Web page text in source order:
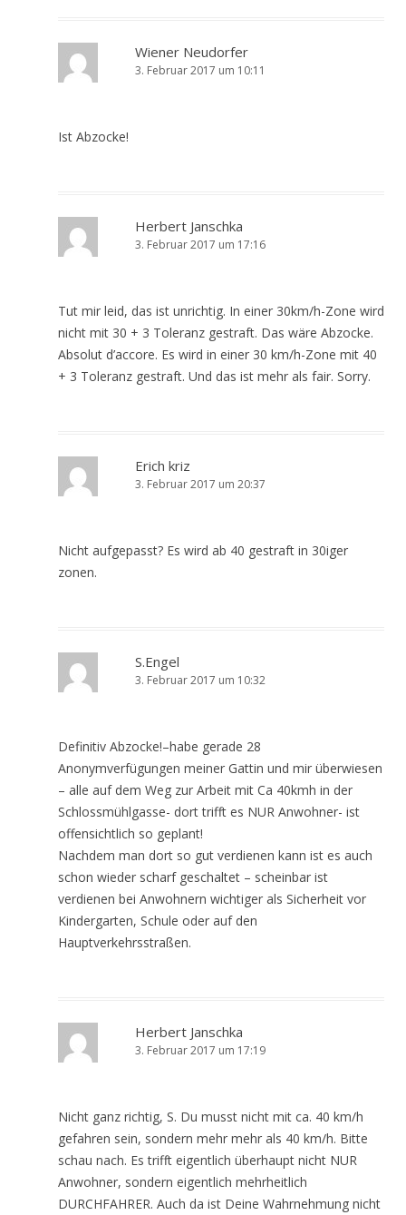
Wiener Neudorfer
3. Februar 2017 um 10:11
Ist Abzocke!
Herbert Janschka
3. Februar 2017 um 17:16
Tut mir leid, das ist unrichtig. In einer 30km/h-Zone wird
nicht mit 30 + 3 Toleranz gestraft. Das wäre Abzocke.
Absolut d’accore. Es wird in einer 30 km/h-Zone mit 40
+ 3 Toleranz gestraft. Und das ist mehr als fair. Sorry.
Erich kriz
3. Februar 2017 um 20:37
Nicht aufgepasst? Es wird ab 40 gestraft in 30iger
zonen.
S.Engel
3. Februar 2017 um 10:32
Definitiv Abzocke!–habe gerade 28
Anonymverfügungen meiner Gattin und mir überwiesen
– alle auf dem Weg zur Arbeit mit Ca 40kmh in der
Schlossmühlgasse- dort trifft es NUR Anwohner- ist
offensichtlich so geplant!
Nachdem man dort so gut verdienen kann ist es auch
schon wieder scharf geschaltet – scheinbar ist
verdienen bei Anwohnern wichtiger als Sicherheit vor
Kindergarten, Schule oder auf den
Hauptverkehrsstraßen.
Herbert Janschka
3. Februar 2017 um 17:19
Nicht ganz richtig, S. Du musst nicht mit ca. 40 km/h
gefahren sein, sondern mehr mehr als 40 km/h. Bitte
schau nach. Es trifft eigentlich überhaupt nicht NUR
Anwohner, sondern eigentlich mehrheitlich
DURCHFAHRER. Auch da ist Deine Wahrnehmung nicht